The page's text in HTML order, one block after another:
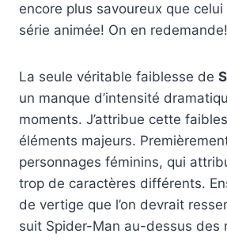
encore plus savoureux que
série animée! On en redemande!
La seule véritable faiblesse de
un manque d’intensité
moments. J’attribue cette
éléments majeurs.
personnages féminins, qui
trop de caractères différents.
de vertige que l’on devrait
suit Spider-Man au-dessus des